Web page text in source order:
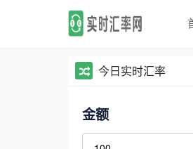
今日实时汇率
金额